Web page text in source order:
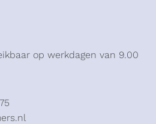
op werkdagen van 9.00